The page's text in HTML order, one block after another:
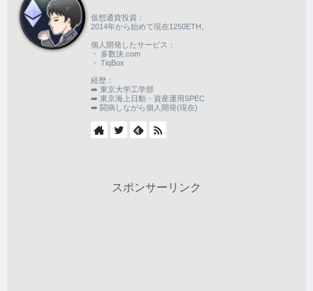
仮想通貨投資：
2014年から始めて現在1250ETH。
個人開発したサービス：
・ 多数決.com
・ TiqBox
経歴：
➡️ 東京大学工学部
➡️ 東京海上日動・資産運用SPEC
➡️ 闘病しながら個人開発(現在)
スポンサーリンク